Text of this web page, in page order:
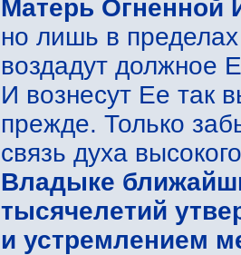
Матерь Огненной
но лишь в
воздадут должное
И вознесут Ее так
прежде. Только
связь духа
Владыке
тысячелетий
и устремлением